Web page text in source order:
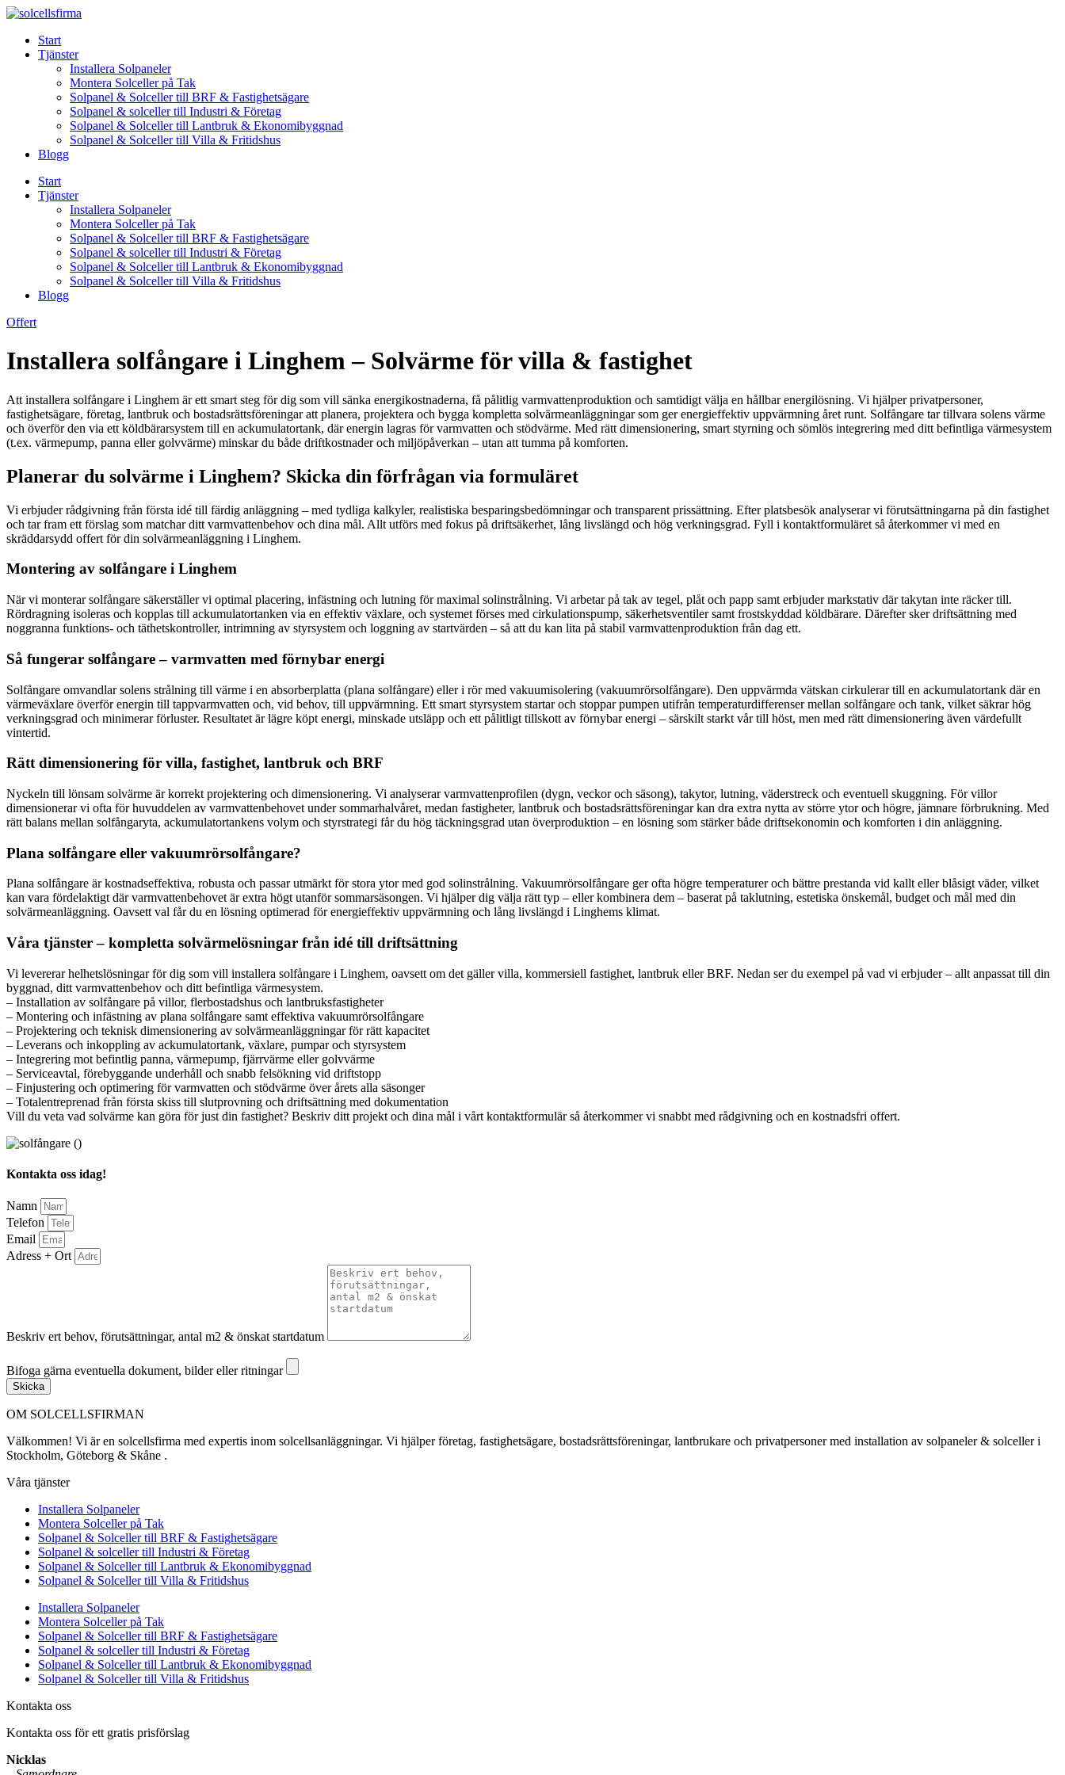
Skip
contentStart
Tjänster
Installera Solpaneler
Montera Solceller på Tak
Solpanel & Solceller till BRF & Fastighetsägare
Solpanel & solceller till Industri & Företag
Solpanel & Solceller till Lantbruk & Ekonomibyggnad
Solpanel & Solceller till Villa & Fritidshus
Blogg
Start
Tjänster
Installera Solpaneler
Montera Solceller på Tak
Solpanel & Solceller till BRF & Fastighetsägare
Solpanel & solceller till Industri & Företag
Solpanel & Solceller till Lantbruk & Ekonomibyggnad
Solpanel & Solceller till Villa & Fritidshus
Blogg
Offert
Installera solfångare i Linghem – Solvärme för villa & fastighet
Att installera solfångare i Linghem är ett smart steg för dig som vill sänka energikostnaderna, få pålitlig varmvattenproduktion och samtidigt välja en hållbar energilösning. Vi hjälper privatpersoner,
fastighetsägare, företag, lantbruk och bostadsrättsföreningar att planera, projektera och bygga kompletta solvärmeanläggningar som ger energieffektiv uppvärmning året runt. Solfångare tar tillvara solens värme
och överför den via ett köldbärarsystem till en ackumulatortank, där energin lagras för varmvatten och stödvärme. Med rätt dimensionering, smart styrning och sömlös integrering med ditt befintliga värmesystem
(t.ex. värmepump, panna eller golvvärme) minskar du både driftkostnader och miljöpåverkan – utan att tumma på komforten.
Planerar du solvärme i Linghem? Skicka din förfrågan via formuläret
Vi erbjuder rådgivning från första idé till färdig anläggning – med tydliga kalkyler, realistiska besparingsbedömningar och transparent prissättning. Efter platsbesök analyserar vi förutsättningarna på din fastighet
och tar fram ett förslag som matchar ditt varmvattenbehov och dina mål. Allt utförs med fokus på driftsäkerhet, lång livslängd och hög verkningsgrad. Fyll i kontaktformuläret så återkommer vi med en
skräddarsydd offert för din solvärmeanläggning i Linghem.
Montering av solfångare i Linghem
När vi monterar solfångare säkerställer vi optimal placering, infästning och lutning för maximal solinstrålning. Vi arbetar på tak av tegel, plåt och papp samt erbjuder markstativ där takytan inte räcker till.
Rördragning isoleras och kopplas till ackumulatortanken via en effektiv växlare, och systemet förses med cirkulationspump, säkerhetsventiler samt frostskyddad köldbärare. Därefter sker driftsättning med
noggranna funktions- och täthetskontroller, intrimning av styrsystem och loggning av startvärden – så att du kan lita på stabil varmvattenproduktion från dag ett.
Så fungerar solfångare – varmvatten med förnybar energi
Solfångare omvandlar solens strålning till värme i en absorberplatta (plana solfångare) eller i rör med vakuumisolering (vakuumrörsolfångare). Den uppvärmda vätskan cirkulerar till en ackumulatortank där en
värmeväxlare överför energin till tappvarmvatten och, vid behov, till uppvärmning. Ett smart styrsystem startar och stoppar pumpen utifrån temperaturdifferenser mellan solfångare och tank, vilket säkrar hög
verkningsgrad och minimerar förluster. Resultatet är lägre köpt energi, minskade utsläpp och ett pålitligt tillskott av förnybar energi – särskilt starkt vår till höst, men med rätt dimensionering även värdefullt
vintertid.
Rätt dimensionering för villa, fastighet, lantbruk och BRF
Nyckeln till lönsam solvärme är korrekt projektering och dimensionering. Vi analyserar varmvattenprofilen (dygn, veckor och säsong), takytor, lutning, väderstreck och eventuell skuggning. För villor
dimensionerar vi ofta för huvuddelen av varmvattenbehovet under sommarhalvåret, medan fastigheter, lantbruk och bostadsrättsföreningar kan dra extra nytta av större ytor och högre, jämnare förbrukning. Med
rätt balans mellan solfångaryta, ackumulatortankens volym och styrstrategi får du hög täckningsgrad utan överproduktion – en lösning som stärker både driftsekonomin och komforten i din anläggning.
Plana solfångare eller vakuumrörsolfångare?
Plana solfångare är kostnadseffektiva, robusta och passar utmärkt för stora ytor med god solinstrålning. Vakuumrörsolfångare ger ofta högre temperaturer och bättre prestanda vid kallt eller blåsigt väder, vilket
kan vara fördelaktigt där varmvattenbehovet är extra högt utanför sommarsäsongen. Vi hjälper dig välja rätt typ – eller kombinera dem – baserat på taklutning, estetiska önskemål, budget och mål med din
solvärmeanläggning. Oavsett val får du en lösning optimerad för energieffektiv uppvärmning och lång livslängd i Linghems klimat.
Våra tjänster – kompletta solvärmelösningar från idé till driftsättning
Vi levererar helhetslösningar för dig som vill installera solfångare i Linghem, oavsett om det gäller villa, kommersiell fastighet, lantbruk eller BRF. Nedan ser du exempel på vad vi erbjuder – allt anpassat till din
byggnad, ditt varmvattenbehov och ditt befintliga värmesystem.
– Installation av solfångare på villor, flerbostadshus och lantbruksfastigheter
– Montering och infästning av plana solfångare samt effektiva vakuumrörsolfångare
– Projektering och teknisk dimensionering av solvärmeanläggningar för rätt kapacitet
– Leverans och inkoppling av ackumulatortank, växlare, pumpar och styrsystem
– Integrering mot befintlig panna, värmepump, fjärrvärme eller golvvärme
– Serviceavtal, förebyggande underhåll och snabb felsökning vid driftstopp
– Finjustering och optimering för varmvatten och stödvärme över årets alla säsonger
– Totalentreprenad från första skiss till slutprovning och driftsättning med dokumentation
Vill du veta vad solvärme kan göra för just din fastighet? Beskriv ditt projekt och dina mål i vårt kontaktformulär så återkommer vi snabbt med rådgivning och en kostnadsfri offert.
Kontakta oss idag!
Namn
Telefon
Email
Adress + Ort
Beskriv ert behov, förutsättningar, antal m2 & önskat startdatum
Bifoga gärna eventuella dokument, bilder eller ritningar
Skicka
OM SOLCELLSFIRMAN
Välkommen! Vi är en solcellsfirma med expertis inom solcellsanläggningar. Vi hjälper företag, fastighetsägare, bostadsrättsföreningar, lantbrukare och privatpersoner med installation av solpaneler & solceller i
Stockholm, Göteborg & Skåne .
Våra tjänster
Installera Solpaneler
Montera Solceller på Tak
Solpanel & Solceller till BRF & Fastighetsägare
Solpanel & solceller till Industri & Företag
Solpanel & Solceller till Lantbruk & Ekonomibyggnad
Solpanel & Solceller till Villa & Fritidshus
Installera Solpaneler
Montera Solceller på Tak
Solpanel & Solceller till BRF & Fastighetsägare
Solpanel & solceller till Industri & Företag
Solpanel & Solceller till Lantbruk & Ekonomibyggnad
Solpanel & Solceller till Villa & Fritidshus
Kontakta oss
Kontakta oss för ett gratis prisförslag
Nicklas